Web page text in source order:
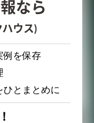
なら
ハウス)
例を保存
ひとまとめに